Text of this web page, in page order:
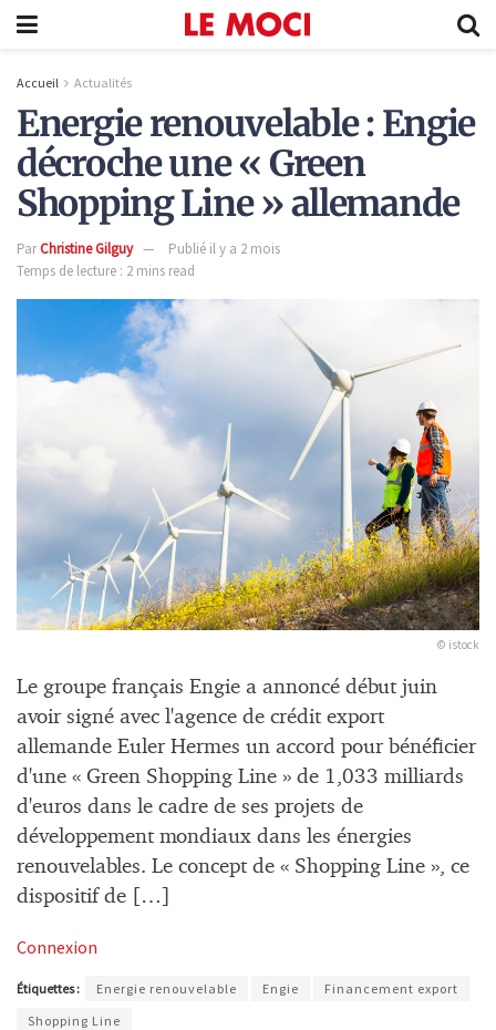
Accueil Actualités
Energie renouvelable : Engie
décroche une « Green
Shopping Line » allemande
ParChristine Gilguy
Publié il y a 2 mois
Temps de lecture : 2 mins read
© istock
Le groupe français Engie a annoncé début juin
avoir signé avec l'agence de crédit export
allemande Euler Hermes un accord pour bénéficier
d'une « Green Shopping Line » de 1,033 milliards
d'euros dans le cadre de ses projets de
développement mondiaux dans les énergies
renouvelables. Le concept de « Shopping Line », ce
dispositif de […]
Connexion
Étiquettes : Energie renouvelable Engie
Financement export
Shopping Line